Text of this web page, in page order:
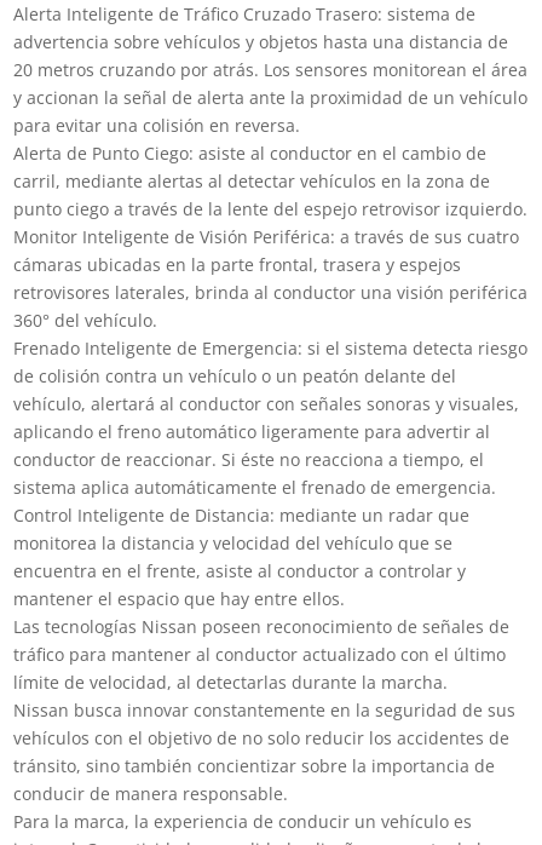
Alerta Inteligente de Tráfico Cruzado Trasero: sistema de
advertencia sobre vehículos y objetos hasta una distancia de
20 metros cruzando por atrás. Los sensores monitorean el área
y accionan la señal de alerta ante la proximidad de un vehículo
para evitar una colisión en reversa.
Alerta de Punto Ciego: asiste al conductor en el cambio de
carril, mediante alertas al detectar vehículos en la zona de
punto ciego a través de la lente del espejo retrovisor izquierdo.
Monitor Inteligente de Visión Periférica: a través de sus cuatro
cámaras ubicadas en la parte frontal, trasera y espejos
retrovisores laterales, brinda al conductor una visión periférica
360° del vehículo.
Frenado Inteligente de Emergencia: si el sistema detecta riesgo
de colisión contra un vehículo o un peatón delante del
vehículo, alertará al conductor con señales sonoras y visuales,
aplicando el freno automático ligeramente para advertir al
conductor de reaccionar. Si éste no reacciona a tiempo, el
sistema aplica automáticamente el frenado de emergencia.
Control Inteligente de Distancia: mediante un radar que
monitorea la distancia y velocidad del vehículo que se
encuentra en el frente, asiste al conductor a controlar y
mantener el espacio que hay entre ellos.
Las tecnologías Nissan poseen reconocimiento de señales de
tráfico para mantener al conductor actualizado con el último
límite de velocidad, al detectarlas durante la marcha.
Nissan busca innovar constantemente en la seguridad de sus
vehículos con el objetivo de no solo reducir los accidentes de
tránsito, sino también concientizar sobre la importancia de
conducir de manera responsable.
Para la marca, la experiencia de conducir un vehículo es